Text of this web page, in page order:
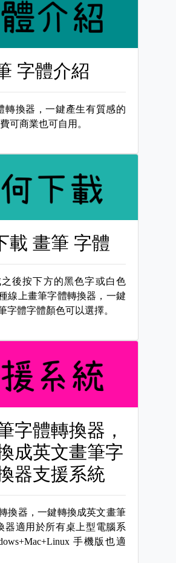
字體介紹
轉換器，一鍵產生有質感的
可商業也可自用。
載 畫筆 字體
後按下方的黑色字或白色
線上畫筆字體轉換器，一鍵
字體字體顏色可以選擇。
字體轉換器，
成英文畫筆字
器支援系統
換器，一鍵轉換成英文畫筆
器適用於所有桌上型電腦系
手機版也適